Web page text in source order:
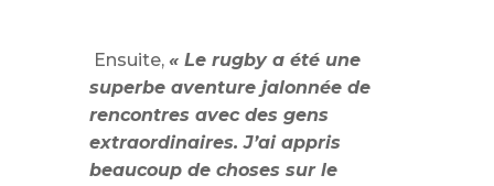
Ensuite, « Le rugby a été une
superbe aventure jalonnée de
rencontres avec des gens
extraordinaires. J’ai appris
beaucoup de choses sur le